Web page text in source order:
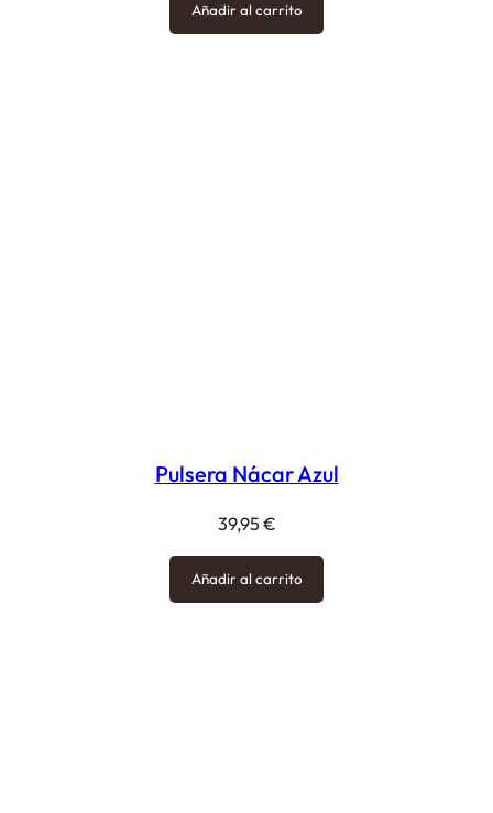
Añadir al carrito
Pulsera Nácar Azul
39,95€
Añadir al carrito